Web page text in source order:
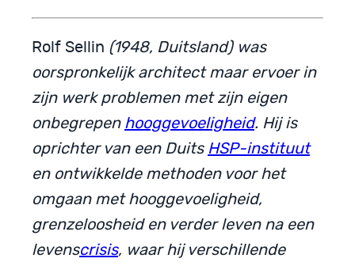
Rolf Sellin (1948, Duitsland) was
oorspronkelijk architect maar ervoer in
zijn werk problemen met zijn eigen
onbegrepen hooggevoeligheid. Hij is
oprichter van een Duits HSP-instituut
en ontwikkelde methoden voor het
omgaan met hooggevoeligheid,
grenzeloosheid en verder leven na een
levenscrisis, waar hij verschillende